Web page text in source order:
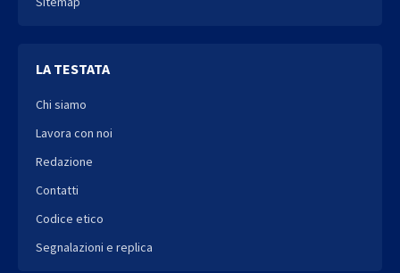
LA TESTATA
Chi siamo
Lavora con noi
Redazione
Contatti
Codice etico
Segnalazioni e replica